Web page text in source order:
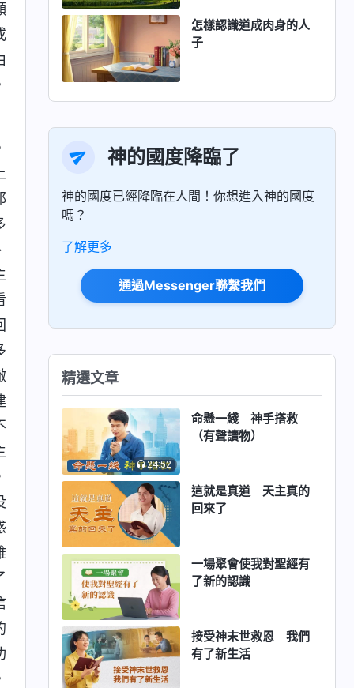
怎樣認識道成肉身的人
子
神的國度降臨了
神的國度已經降臨在人間！你想進入神的國度
嗎？
了解更多
通過Messenger聯繫我們
精選文章
24:52
命懸一綫 神手搭救
（有聲讀物）
這就是真道 天主真的
回來了
一場聚會使我對聖經有
了新的認識
接受神末世救恩 我們
有了新生活